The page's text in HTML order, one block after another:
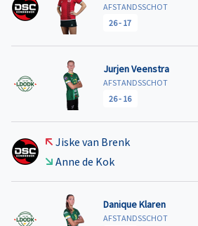
AFSTANDSSCHOT
26- 17
Jurjen Veenstra
AFSTANDSSCHOT
26- 16
Jiske van Brenk
Anne de Kok
Danique Klaren
AFSTANDSSCHOT